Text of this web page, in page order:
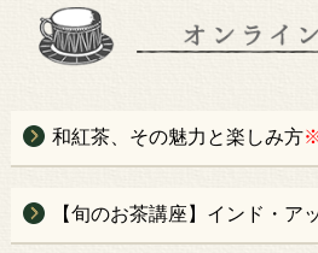
和紅茶、その魅力と楽しみ方
【旬のお茶講座】インド・ア